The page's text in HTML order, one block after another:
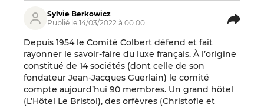
Sylvie Berkowicz
Publié le 14/03/2022 à 00:00
Depuis 1954 le Comité Colbert défend et fait
rayonner le savoir-faire du luxe français. À l’origine
constitué de 14 sociétés (dont celle de son
fondateur Jean-Jacques Guerlain) le comité
compte aujourd’hui 90 membres. Un grand hôtel
(L’Hôtel Le Bristol), des orfèvres (Christofle et